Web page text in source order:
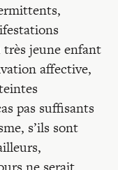
très jeune enfant
affective,
pas suffisants
s’ils sont